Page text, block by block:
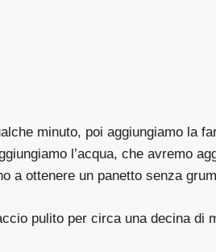
minuto, poi aggiungiamo la
l’acqua, che avremo
a ottenere un panetto senza
pulito per circa una decina di